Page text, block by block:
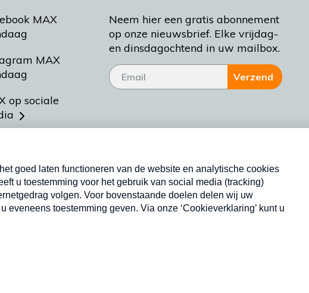
MAX
MAX
op sociale
Actueel
Holland Bakt
Neem hier een gratis abonnement
op onze nieuwsbrief. Elke vrijdag-
en dinsdagochtend in uw mailbox.
Verzend
Nieuwsbrief
Neem hier een gratis abonnement op onze